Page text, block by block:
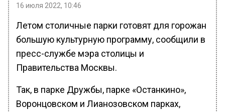
16 июля 2022, 10:46
Летом столичные парки готовят для горожан
большую культурную программу, сообщили в
пресс-службе мэра столицы и
Правительства Москвы.
Так, в парке Дружбы, парке «Останкино»,
Воронцовском и Лианозовском парках,